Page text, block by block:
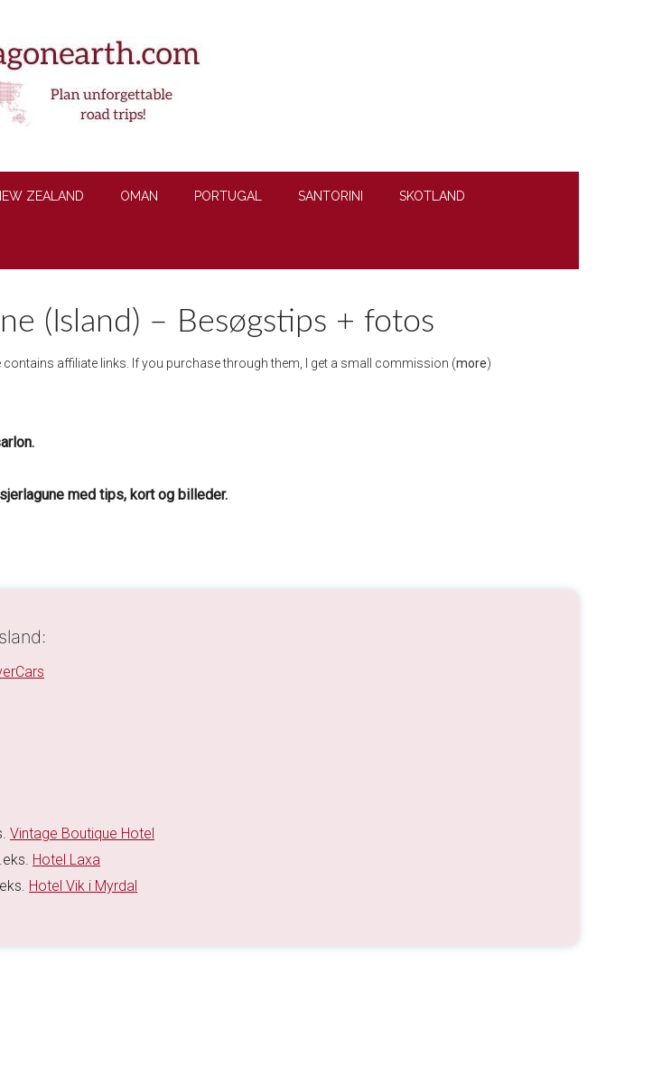
ZEALAND OMAN PORTUGAL SANTORINI SKOTLAND
(Island) – Besøgstips + fotos
contains affiliate links. If you purchase through them, I get a small commission (more)
med tips, kort og billeder.
Vintage Boutique Hotel
Hotel Laxa
Hotel Vik i Myrdal